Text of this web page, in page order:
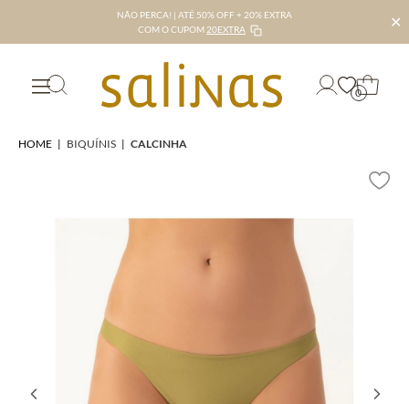
NÃO PERCA! | ATÉ 50% OFF + 20% EXTRA
COM O CUPOM 20EXTRA ✕
0
HOME | BIQUÍNIS | CALCINHA